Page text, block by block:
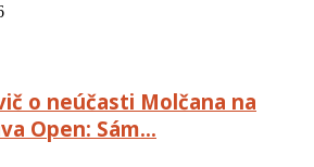
o neúčasti Molčana na
Open: Sám…